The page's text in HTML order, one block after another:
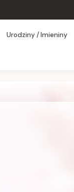
Urodziny / Imieniny